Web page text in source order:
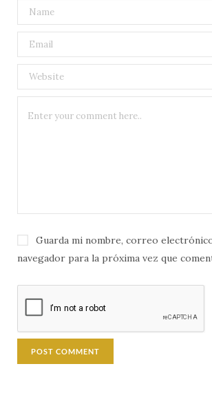
Guarda mi nombre, correo
navegador para la próxima vez que